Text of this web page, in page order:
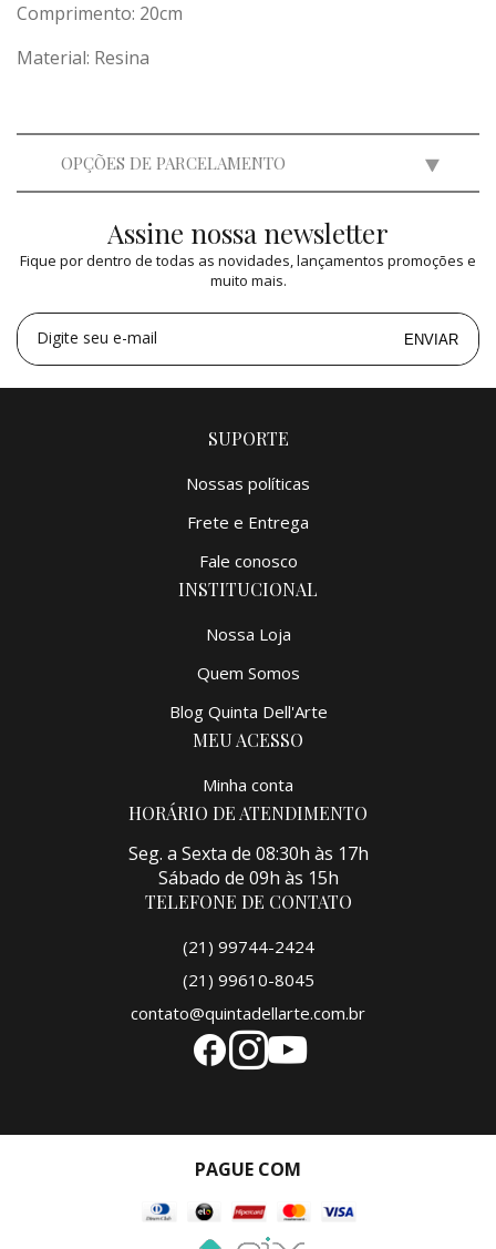
Comprimento: 20cm
Material: Resina
OPÇÕES DE PARCELAMENTO
deR$ 249,50=R$ 499,00
3x deR$ 166,32 =R$ 498,96
Assine nossa newsletter
Fique por dentro de todas as novidades, lançamentos promoções e
muito mais.
Digite seu e-mail ENVIAR
SUPORTE
Nossas políticas
Frete e Entrega
Fale conosco
INSTITUCIONAL
Nossa Loja
Quem Somos
Blog Quinta Dell'Arte
MEU ACESSO
Minha conta
HORÁRIO DE ATENDIMENTO
Seg. a Sexta de 08:30h às 17h
Sábado de 09h às 15h
TELEFONE DE CONTATO
(21) 99744-2424
(21) 99610-8045
contato@quintadellarte.com.br
PAGUE COM